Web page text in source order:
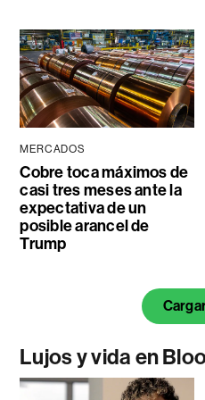
MERCADOS
Cobre toca máximos de
casi tres meses ante la
expectativa de un
posible arancel de
Trump
Lujos y vida en